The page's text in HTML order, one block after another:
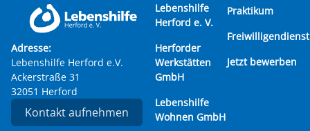
Adresse:
Lebenshilfe Herford e.V.
Ackerstraße 31
32051 Herford
Kontakt aufnehmen
Lebenshilfe
Herford e. V.
Herforder
Werkstätten
GmbH
Lebenshilfe
Wohnen GmbH
Praktikum
Freiwilligendienst
Jetzt bewerben